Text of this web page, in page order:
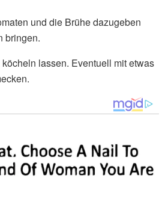
und die Brühe dazugeben
bringen.
lassen. Eventuell mit etwas